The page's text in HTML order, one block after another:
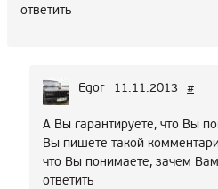
ответить
Egor 11.11.2013 #
А Вы гарантируете, что Вы
Вы пишете такой
что Вы понимаете, зачем Вам
ответить